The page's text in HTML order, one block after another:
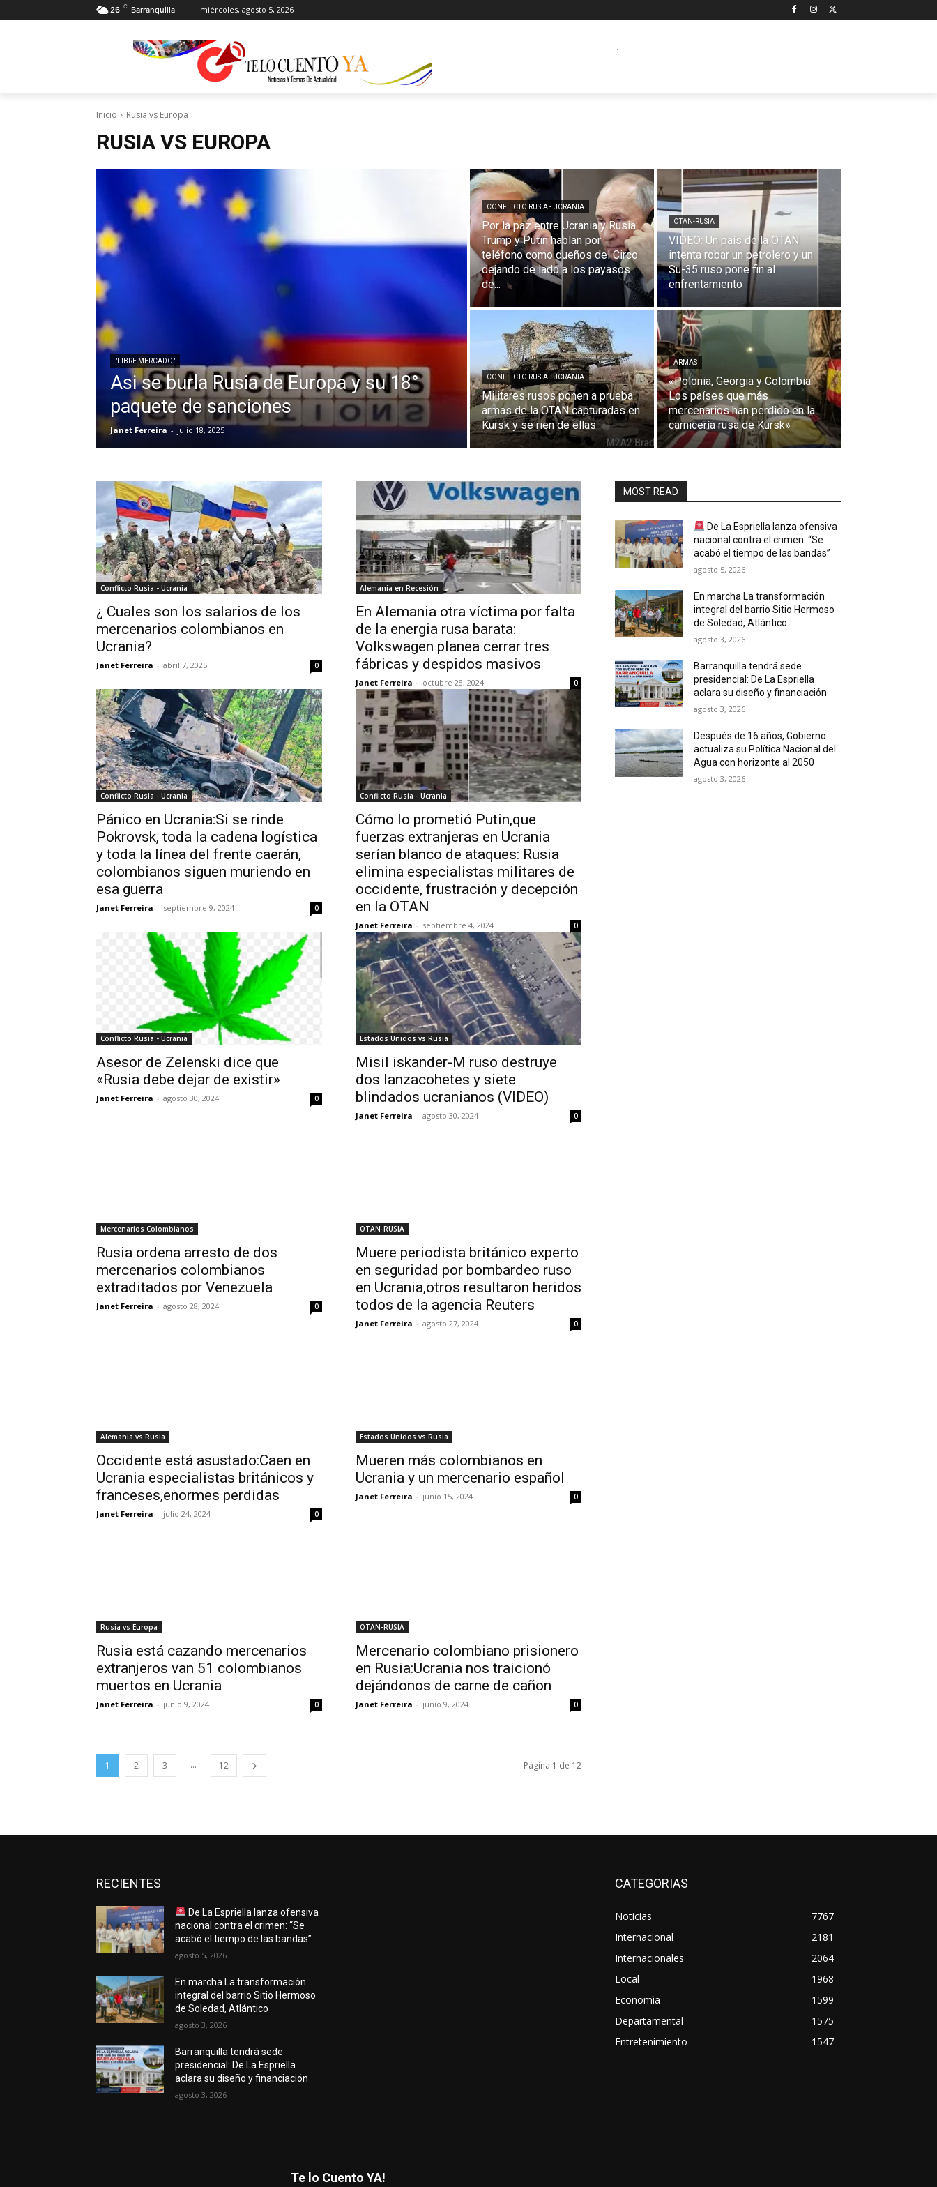
26 C Barranquilla miércoles, agosto 5, 2026
.
Inicio Rusia vs Europa
RUSIA VS EUROPA
"LIBRE MERCADO"
Asi se burla Rusia de Europa y su 18°
paquete de sanciones
Janet Ferreira - julio 18, 2025
CONFLICTO RUSIA - UCRANIA
Por la paz entre Ucrania y Rusia:
Trump y Putin hablan por
teléfono como dueños del Circo
dejando de lado a los payasos
de...
OTAN-RUSIA
VIDEO: Un país de la OTAN
intenta robar un petrolero y un
Su-35 ruso pone fin al
enfrentamiento
CONFLICTO RUSIA - UCRANIA
Militares rusos ponen a prueba
armas de la OTAN capturadas en
Kursk y se rien de ellas
ARMAS
«Polonia, Georgia y Colombia:
Los países que más
mercenarios han perdido en la
carnicería rusa de Kursk»
Conflicto Rusia - Ucrania
¿ Cuales son los salarios de los
mercenarios colombianos en
Ucrania?
Janet Ferreira - abril 7, 2025 0
Alemania en Recesión
En Alemania otra víctima por falta
de la energia rusa barata:
Volkswagen planea cerrar tres
fábricas y despidos masivos
Janet Ferreira - octubre 28, 2024 0
Conflicto Rusia - Ucrania
Pánico en Ucrania:Si se rinde
Pokrovsk, toda la cadena logística
y toda la línea del frente caerán,
colombianos siguen muriendo en
esa guerra
Janet Ferreira - septiembre 9, 2024 0
Conflicto Rusia - Ucrania
Cómo lo prometió Putin,que
fuerzas extranjeras en Ucrania
serían blanco de ataques: Rusia
elimina especialistas militares de
occidente, frustración y decepción
en la OTAN
Janet Ferreira - septiembre 4, 2024 0
Conflicto Rusia - Ucrania
Asesor de Zelenski dice que
«Rusia debe dejar de existir»
Janet Ferreira - agosto 30, 2024 0
Estados Unidos vs Rusia
Misil iskander-M ruso destruye
dos lanzacohetes y siete
blindados ucranianos (VIDEO)
Janet Ferreira - agosto 30, 2024 0
Mercenarios Colombianos
Rusia ordena arresto de dos
mercenarios colombianos
extraditados por Venezuela
Janet Ferreira - agosto 28, 2024 0
OTAN-RUSIA
Muere periodista británico experto
en seguridad por bombardeo ruso
en Ucrania,otros resultaron heridos
todos de la agencia Reuters
Janet Ferreira - agosto 27, 2024 0
Alemania vs Rusia
Occidente está asustado:Caen en
Ucrania especialistas británicos y
franceses,enormes perdidas
Janet Ferreira - julio 24, 2024 0
Estados Unidos vs Rusia
Mueren más colombianos en
Ucrania y un mercenario español
Janet Ferreira - junio 15, 2024 0
Rusia vs Europa
Rusia está cazando mercenarios
extranjeros van 51 colombianos
muertos en Ucrania
Janet Ferreira - junio 9, 2024 0
OTAN-RUSIA
Mercenario colombiano prisionero
en Rusia:Ucrania nos traicionó
dejándonos de carne de cañon
Janet Ferreira - junio 9, 2024 0
1 2 3 ... 12 Página 1 de 12
MOST READ
De La Espriella lanza ofensiva
nacional contra el crimen: “Se
acabó el tiempo de las bandas”
agosto 5, 2026
En marcha La transformación
integral del barrio Sitio Hermoso
de Soledad, Atlántico
agosto 3, 2026
Barranquilla tendrá sede
presidencial: De La Espriella
aclara su diseño y financiación
agosto 3, 2026
Después de 16 años, Gobierno
actualiza su Política Nacional del
Agua con horizonte al 2050
agosto 3, 2026
RECIENTES
De La Espriella lanza ofensiva
nacional contra el crimen: “Se
acabó el tiempo de las bandas”
agosto 5, 2026
En marcha La transformación
integral del barrio Sitio Hermoso
de Soledad, Atlántico
agosto 3, 2026
Barranquilla tendrá sede
presidencial: De La Espriella
aclara su diseño y financiación
agosto 3, 2026
CATEGORIAS
Noticias
7767
Internacional
2181
Internacionales
2064
Local
1968
Economìa
1599
Departamental
1575
Entretenimiento
1547
Te lo Cuento YA!